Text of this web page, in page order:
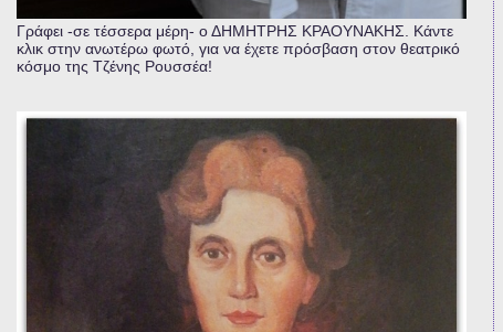
Γράφει -σε τέσσερα μέρη- ο ΔΗΜΗΤΡΗΣ ΚΡΑΟΥΝΑΚΗΣ. Κάντε
κλικ στην ανωτέρω φωτό, για να έχετε πρόσβαση στον θεατρικό
κόσμο της Τζένης Ρουσσέα!